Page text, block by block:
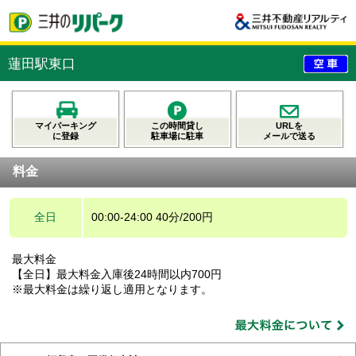
蓮田駅東口
マイパーキング
に登録
この時間貸し
駐車場に駐車
URLを
メールで送る
料金
全日 00:00-24:00 40分/200円
最大料金
【全日】最大料金入庫後24時間以内700円
※最大料金は繰り返し適用となります。